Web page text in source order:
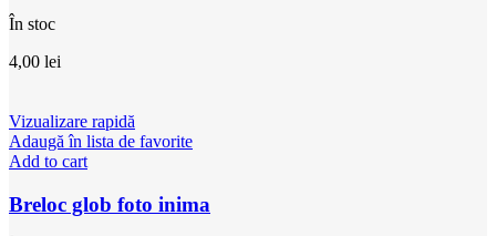
În stoc
4,00 lei
Vizualizare rapidă
Adaugă în lista de favorite
Add to cart
Breloc glob foto inima